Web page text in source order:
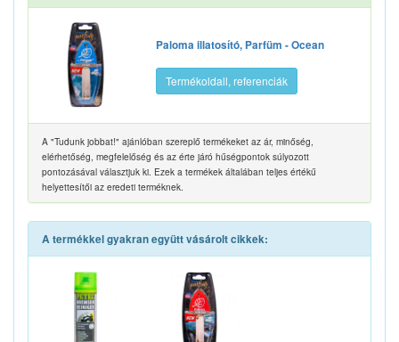
Paloma illatosító, Parfüm - Ocean
Termékoldall, referenciák
A "Tudunk jobbat!" ajánlóban szereplő termékeket az ár, minőség,
elérhetőség, megfelelőség és az érte járó hűségpontok súlyozott
pontozásával választjuk ki. Ezek a termékek általában teljes értékű
helyettesítői az eredeti terméknek.
A termékkel gyakran együtt vásárolt cikkek: